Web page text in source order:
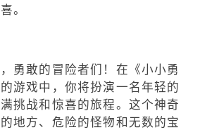
。
勇敢的冒险者们！在《小小勇
游戏中，你将扮演一名年轻的
挑战和惊喜的旅程。这个神奇
地方、危险的怪物和无数的宝